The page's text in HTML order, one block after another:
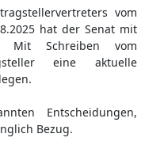
vom
hat der Senat mit
Mit Schreiben vom
eine aktuelle
Entscheidungen,
Bezug.